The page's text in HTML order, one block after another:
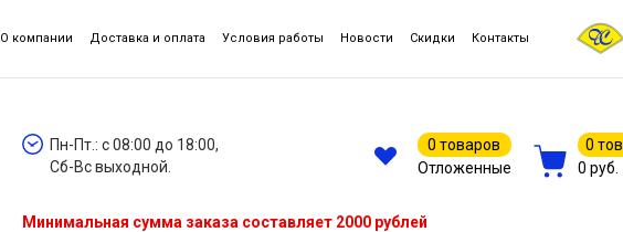
О компании Доставка и оплата Условия работы Новости Скидки Контакты
Пн-Пт.: с 08:00 до 18:00,
Сб-Вс выходной.
0 товаров
Отложенные
0
0 руб.
Минимальная сумма заказа составляет 2000 рублей